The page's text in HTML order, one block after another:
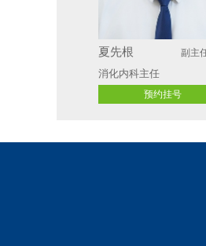
夏先根 副主
消化内科主任
预约挂号